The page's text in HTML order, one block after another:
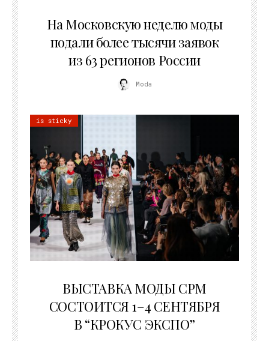
На Московскую неделю моды
подали более тысячи заявок
из 63 регионов России
Moda
is sticky
ВЫСТАВКА МОДЫ CPM
СОСТОИТСЯ 1–4 СЕНТЯБРЯ
В “КРОКУС ЭКСПО”